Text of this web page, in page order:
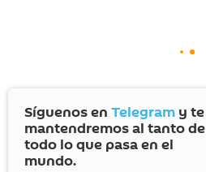
Síguenos en Telegram y te
mantendremos al tanto de
todo lo que pasa en el
mundo.